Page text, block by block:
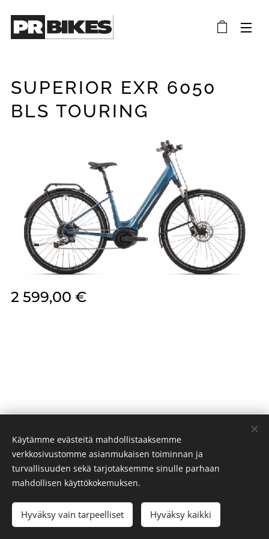
SUPERIOR EXR 6050
BLS TOURING
2 599,00 €
LISÄÄ OSTOSKORIIN
PR BIKES 2024 Evästeet
Käytämme evästeitä mahdollistaaksemme
verkkosivustomme asianmukaisen toiminnan ja
turvallisuuden sekä tarjotaksemme sinulle parhaan
mahdollisen käyttökokemuksen.
Hyväksy vain tarpeelliset Hyväksy kaikki